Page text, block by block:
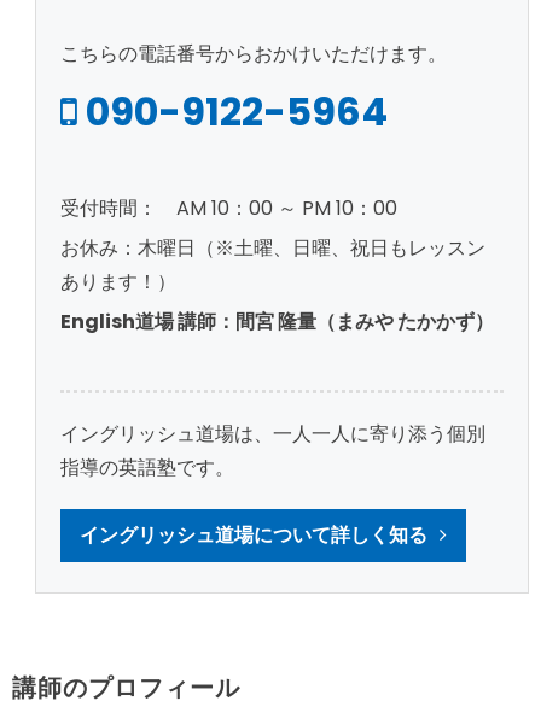
こちらの電話番号からおかけいただけます。
090-9122-5964
受付時間： AM 10：00 ～ PM 10：00
お休み：木曜日（※土曜、日曜、祝日もレッスン
あります！）
English道場 講師：間宮 隆量（まみや たかかず）
イングリッシュ道場は、一人一人に寄り添う個別
指導の英語塾です。
イングリッシュ道場について詳しく知る
講師のプロフィール